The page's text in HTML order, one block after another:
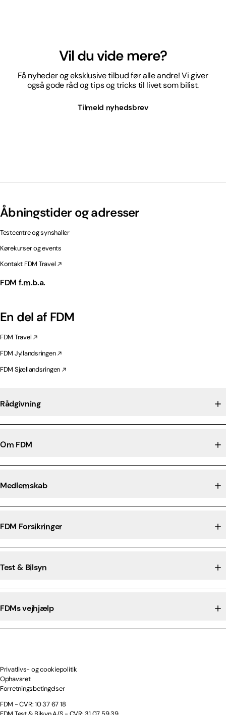
Vil du vide mere?
Få nyheder og eksklusive tilbud før alle andre! Vi giver
også gode råd og tips og tricks til livet som bilist.
Tilmeld nyhedsbrev
Åbningstider og adresser
Testcentre og synshaller
Kørekurser og events
Kontakt FDM Travel
FDM f.m.b.a.
En del af FDM
FDM Travel
FDM Jyllandsringen
FDM Sjællandsringen
Rådgivning
Om FDM
Medlemskab
FDM Forsikringer
Test & Bilsyn
FDMs vejhjælp
Privatlivs- og cookiepolitik
Ophavsret
Forretningsbetingelser
FDM - CVR: 10 37 67 18